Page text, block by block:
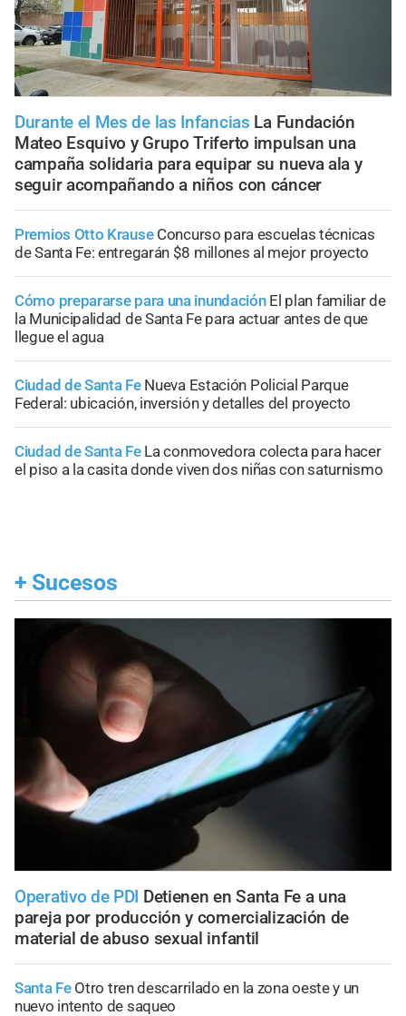
Durante el Mes de las Infancias La Fundación
Mateo Esquivo y Grupo Triferto impulsan una
campaña solidaria para equipar su nueva ala y
seguir acompañando a niños con cáncer
Premios Otto Krause Concurso para escuelas técnicas
de Santa Fe: entregarán $8 millones al mejor proyecto
Cómo prepararse para una inundación El plan familiar de
la Municipalidad de Santa Fe para actuar antes de que
llegue el agua
Ciudad de Santa Fe Nueva Estación Policial Parque
Federal: ubicación, inversión y detalles del proyecto
Ciudad de Santa Fe La conmovedora colecta para hacer
el piso a la casita donde viven dos niñas con saturnismo
+ Sucesos
Operativo de PDI Detienen en Santa Fe a una
pareja por producción y comercialización de
material de abuso sexual infantil
Santa Fe Otro tren descarrilado en la zona oeste y un
nuevo intento de saqueo